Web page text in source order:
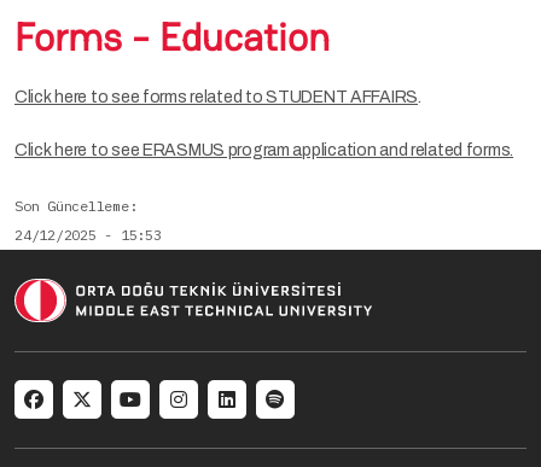
Forms - Education
Click here to see forms related to STUDENT AFFAIRS.
Click here to see ERASMUS program application and related forms.
Son Güncelleme
24/12/2025 - 15:53
Social menu